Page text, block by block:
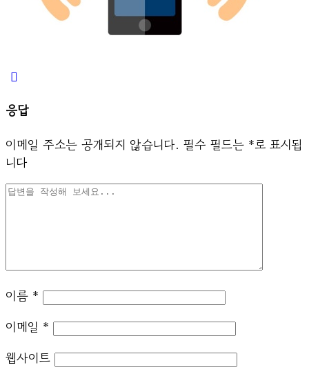
응답
이메일 주소는 공개되지 않습니다. 필수 필드는 *로 표시됩
니다
이름 *
이메일 *
웹사이트